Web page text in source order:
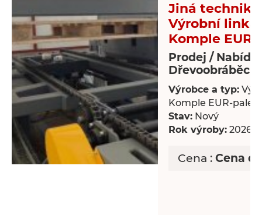
Jiná technika
Výrobní linka
Komple
Prodej /
Dřevoobráběcí
Výrobce a typ:
Komple EUR-palet
Stav: Nový
Rok výroby: 2026
Cena : Cena